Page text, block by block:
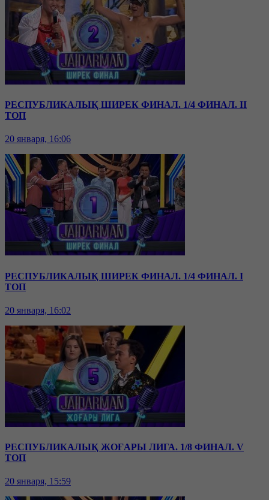
РЕСПУБЛИКАЛЫҚ ШИРЕК ФИНАЛ. 1/4 ФИНАЛ. II
ТОП
20 января, 16:06
РЕСПУБЛИКАЛЫҚ ШИРЕК ФИНАЛ. 1/4 ФИНАЛ. I
ТОП
20 января, 16:02
РЕСПУБЛИКАЛЫҚ ЖОҒАРЫ ЛИГА. 1/8 ФИНАЛ. V
ТОП
20 января, 15:59